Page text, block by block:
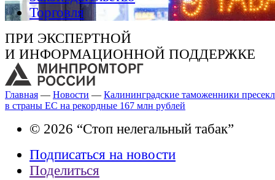
Торговля
ПРИ ЭКСПЕРТНОЙ
И ИНФОРМАЦИОННОЙ ПОДДЕРЖКЕ
Главная — Новости — Калининградские таможенники
в страны ЕС на рекордные 167 млн рублей
© 2026 “Стоп нелегальный табак”
Подписаться на новости
Поделиться